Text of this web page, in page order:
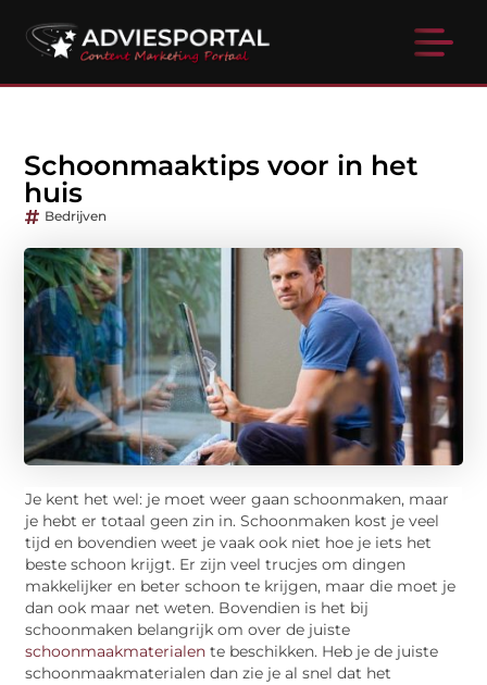
Schoonmaaktips voor in het
huis
Bedrijven
Je kent het wel: je moet weer gaan schoonmaken, maar
je hebt er totaal geen zin in. Schoonmaken kost je veel
tijd en bovendien weet je vaak ook niet hoe je iets het
beste schoon krijgt. Er zijn veel trucjes om dingen
makkelijker en beter schoon te krijgen, maar die moet je
dan ook maar net weten. Bovendien is het bij
schoonmaken belangrijk om over de juiste
schoonmaakmaterialen te beschikken. Heb je de juiste
schoonmaakmaterialen dan zie je al snel dat het